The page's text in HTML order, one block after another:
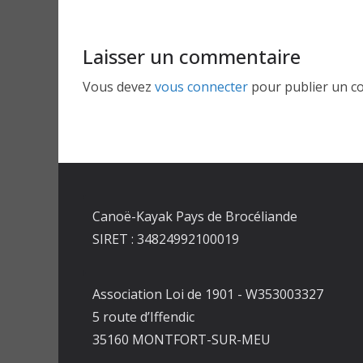
Laisser un commentaire
Vous devez vous connecter pour publier un
Canoë-Kayak Pays de Brocéliande
SIRET : 34824992100019
Association Loi de 1901 - W353003327
5 route d’Iffendic
35160 MONTFORT-SUR-MEU